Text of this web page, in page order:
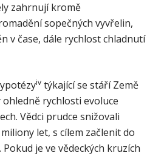
zahrnují kromě
sopečných vyvřelin,
v čase, dále rychlost chladnutí
iv týkající se stáří Země
rychlosti evoluce
Vědci prudce snižovali
let, s cílem začlenit do
je ve vědeckých kruzích